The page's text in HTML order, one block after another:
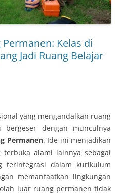
Kelas di
Jadi Ruang Belajar
yang mengandalkan ruang
dengan munculnya
Permanen. Ide ini menjadikan
alami lainnya sebagai
terintegrasi dalam kurikulum
memanfaatkan lingkungan
luar ruang permanen tidak